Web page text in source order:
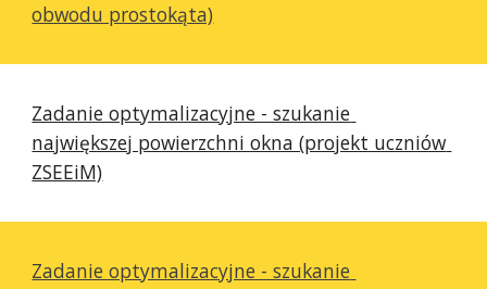
obwodu prostokąta)
Zadanie optymalizacyjne - szukanie
największej powierzchni okna (projekt uczniów
ZSEEiM)
Zadanie optymalizacyjne - szukanie